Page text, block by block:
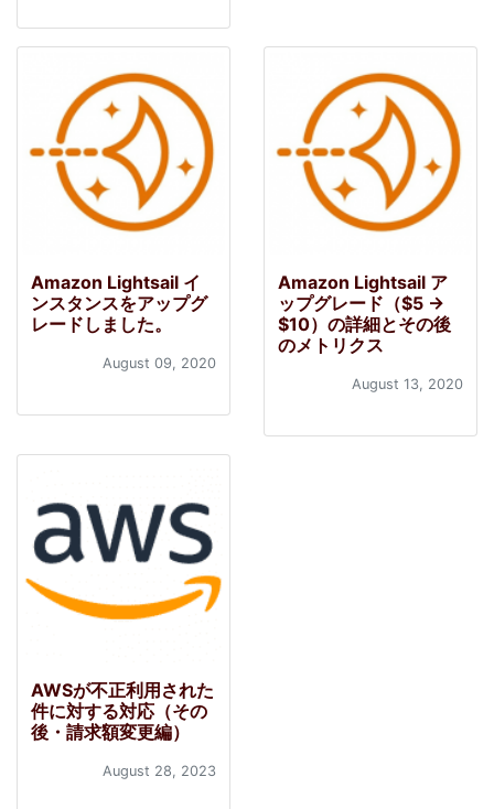
Amazon Lightsail イ
ンスタンスをアップグ
レードしました。
August 09, 2020
Amazon Lightsail ア
ップグレード（$5 →
$10）の詳細とその後
のメトリクス
August 13, 2020
AWSが不正利用された
件に対する対応（その
後・請求額変更編）
August 28, 2023